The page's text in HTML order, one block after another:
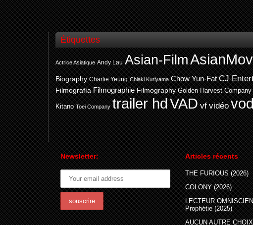
Étiquettes
Actrice Asiatique Andy Lau Asian-Film
Biography Charlie Yeung Chiaki Kuriyama Chow Yun-Fat CJ
Filmografía Filmographie Filmography Golden Harvest Company
Kitano Toei Company trailer hdVAD vf vidéo
Newsletter: Articles récents
THE FURIOUS (2026)
COLONY (2026)
LECTEUR
Prophétie (2025)
AUCUN AUTRE